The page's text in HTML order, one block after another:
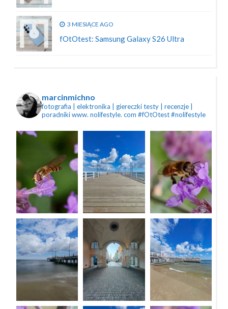
3 MIESIĄCE AGO
fOtOtest: Samsung Galaxy S26 Ultra
marcinmichno
fotografia | elektronika | giereczkitesty | recenzje |
poradnikiwww. nolifestyle. com #fOtOtest #nolifestyle